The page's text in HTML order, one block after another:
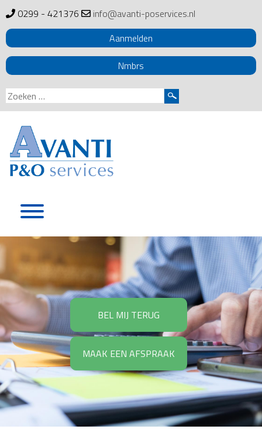
0299 - 421376
info@avanti-poservices.nl
Aanmelden
Nmbrs
Zoeken
naar:
BEL MIJ TERUG
MAAK EEN AFSPRAAK